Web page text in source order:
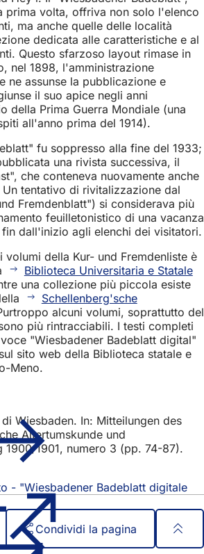
prima volta, offriva non solo l'elenco
ma anche quelle delle località
dedicata alle caratteristiche e al
Questo sfarzoso layout rimase in
nel 1898, l'amministrazione
ne assunse la pubblicazione e
il suo apice negli anni
della Prima Guerra Mondiale (una
all'anno prima del 1914).
fu soppresso alla fine del 1933;
una rivista successiva, il
che conteneva nuovamente anche
tentativo di rivitalizzazione dal
Fremdenblatt") si considerava più
feuilletonistico di una vacanza
dall'inizio agli elenchi dei visitatori.
volumi della Kur- und Fremdenliste è
Biblioteca Universitaria e Statale
una collezione più piccola esiste
Schellenberg'sche
alcuni volumi, soprattutto del
più rintracciabili. I testi completi
"Wiesbadener Badeblatt digital"
sito web della Biblioteca statale e
Meno.
Wiesbaden. In: Mitteilungen des
Altertumskunde und
1900/1901, numero 3 (pp. 74-87).
- "Wiesbadener Badeblatt digitale
Condividi la pagina